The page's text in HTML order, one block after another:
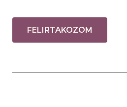
FELIRTAKOZOM